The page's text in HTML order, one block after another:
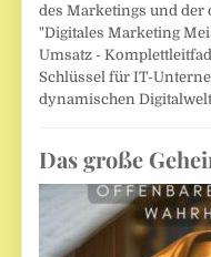
des Marketings und der
"Digitales Marketing
Umsatz -
Schlüssel für IT-
dynamischen
Das große